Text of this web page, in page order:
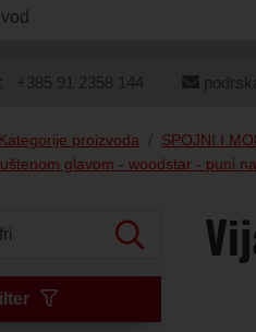
+385 91 2358 144
Kategorije proizvoda SPOJNI I
glavom - woodstar - puni